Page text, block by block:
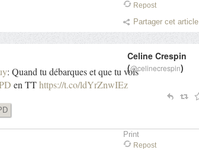
Repost
Partager cet article
: Quand tu débarques et que tu vois
en TThttps://t.co/ldYrZnwIEz
Celine Crespin
(@celinecrespin)
Print
Repost